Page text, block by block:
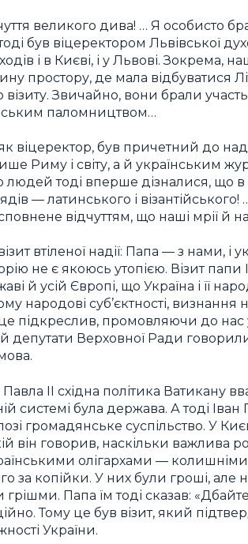
великого дива! … Я особисто
був віцеректором Львівської
і в Києві, і у Львові. Зокрема,
простору, де мала відбуватися
Звичайно, вони брали участь
паломництвом…
віцеректор, був причетний до
Риму і світу, а й українським
людей тоді вперше дізналися, що
— латинського і
відчуттям, що наші мрії й
втіленої надії: Папа — з нами, і
не є якоюсь утопією. Візит
й усій Європі, що Україна і її
народові суб’єктності, визнання
підкреслив, промовляючи до нас
й депутати Верховної Ради
II східна політика Ватикану
системі була держава. А тоді
громадянське суспільство. У
він говорив, наскільки важлива
олігархами —
за копійки. У них були гроші, але
Папа їм тоді сказав:
Тому це був візит, який
України.